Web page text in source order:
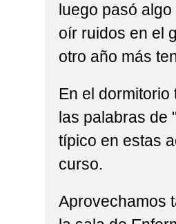
luego pasó
oír ruidos en el
otro año más
En el
las palabras de
típico en estas
curso.
Aprovechamos